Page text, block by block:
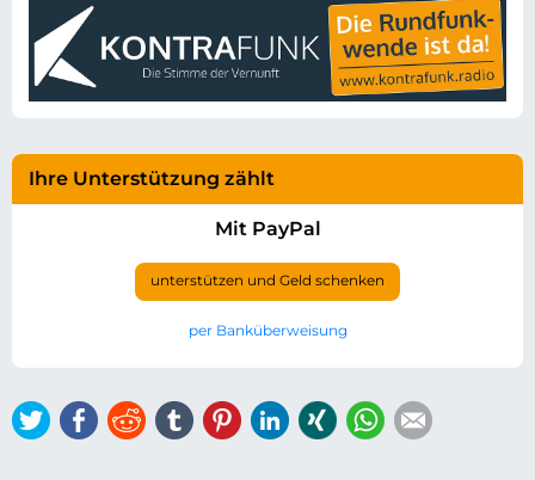
Ihre Unterstützung zählt
Mit PayPal
unterstützen und Geld schenken
per Banküberweisung
TwitterFacebook
ReddittumblrPinterestLinkedIn
Xing WhatsApp